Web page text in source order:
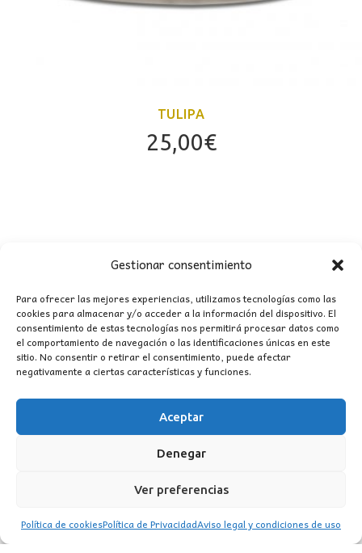
Gestionar consentimiento
Para ofrecer las mejores experiencias, utilizamos tecnologías como las
cookies para almacenar y/o acceder a la información del dispositivo. El
consentimiento de estas tecnologías nos permitirá procesar datos como
el comportamiento de navegación o las identificaciones únicas en este
sitio. No consentir o retirar el consentimiento, puede afectar
negativamente a ciertas características y funciones.
Aceptar
Denegar
Ver preferencias
Política de cookiesPolítica de PrivacidadAviso legal y condiciones de uso
TULIPA
25,00€
CONTACTO
MI CUENTA